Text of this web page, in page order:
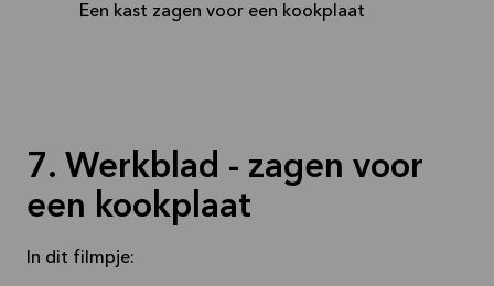
Een kast zagen voor een kookplaat
7. Werkblad - zagen voor
een kookplaat
In dit filmpje: